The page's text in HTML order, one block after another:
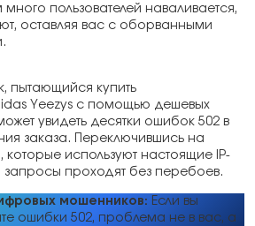
пользователей наваливается,
оставляя вас с оборванными
пытающийся купить
Yeezys с помощью дешевых
увидеть десятки ошибок 502 в
заказа. Переключившись на
, которые используют настоящие IP-
проходят без перебоев.
мошенников: Если вы
ошибки 502, проблема не в вас, а